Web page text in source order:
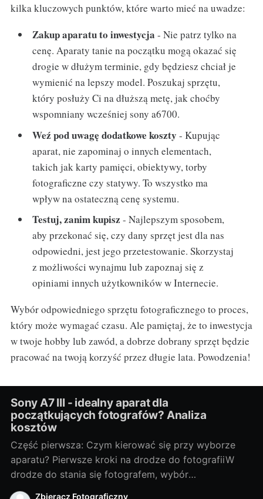
kilka kluczowych punktów, które warto mieć na uwadze:
Zakup aparatu to inwestycja - Nie patrz tylko na
cenę. Aparaty tanie na początku mogą okazać się
drogie w dłużym terminie, gdy będziesz chciał je
wymienić na lepszy model. Poszukaj sprzętu,
który posłuży Ci na dłuższą metę, jak choćby
wspomniany wcześniej sony a6700.
Weź pod uwagę dodatkowe koszty - Kupując
aparat, nie zapominaj o innych elementach,
takich jak karty pamięci, obiektywy, torby
fotograficzne czy statywy. To wszystko ma
wpływ na ostateczną cenę systemu.
Testuj, zanim kupisz - Najlepszym sposobem,
aby przekonać się, czy dany sprzęt jest dla nas
odpowiedni, jest jego przetestowanie. Skorzystaj
z możliwości wynajmu lub zapoznaj się z
opiniami innych użytkowników w Internecie.
Wybór odpowiedniego sprzętu fotograficznego to proces,
który może wymagać czasu. Ale pamiętaj, że to inwestycja
w twoje hobby lub zawód, a dobrze dobrany sprzęt będzie
pracować na twoją korzyść przez długie lata. Powodzenia!
Sony A7 III - idealny aparat dla
początkujących fotografów? Analiza
kosztów
Część pierwsza: Czym kierować się przy wyborze
aparatu? Pierwsze kroki na drodze do fotografiiW
drodze do stania się fotografem, wybór
odpowiedniego sprzętu jest jednym z
Zbieracz Fotograficzny